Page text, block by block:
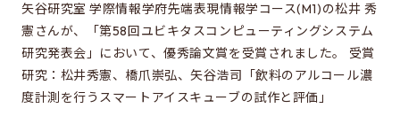
矢谷研究室 学際情報学府先端表現情報学コース(M1)の松井 秀
憲さんが、「第58回ユビキタスコンピューティングシステム
研究発表会」において、優秀論文賞を受賞されました。 受賞
研究：松井秀憲、橋爪崇弘、矢谷浩司「飲料のアルコール濃
度計測を行うスマートアイスキューブの試作と評価」